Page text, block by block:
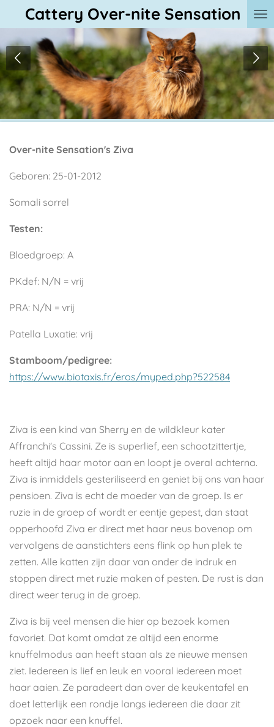
direct
naar
de
hoofdinhoud
Cattery Over-nite Sensation
Over-nite Sensation's Ziva
Geboren: 25-01-2012
Somali sorrel
Testen:
Bloedgroep: A
PKdef: N/N = vrij
PRA: N/N = vrij
Patella Luxatie: vrij
Stamboom/pedigree:
https://www.biotaxis.fr/eros/myped.php?522584
Ziva is een kind van Sherry en de wildkleur kater
Affranchi's Cassini. Ze is superlief, een schootzittertje,
heeft altijd haar motor aan en loopt je overal achterna.
Ziva is inmiddels gesteriliseerd en geniet bij ons van haar
pensioen. Ziva is echt de moeder van de groep. Is er
ruzie in de groep of wordt er eentje gepest, dan staat
opperhoofd Ziva er direct met haar neus bovenop om
vervolgens de aanstichters eens flink op hun plek te
zetten. Alle katten zijn daar van onder de indruk en
stoppen direct met ruzie maken of pesten. De rust is dan
direct weer terug in de groep.
Ziva is bij veel mensen die hier op bezoek komen
favoriet. Dat komt omdat ze altijd een enorme
knuffelmodus aan heeft staan als ze nieuwe mensen
ziet. Iedereen is lief en leuk en vooral iedereen moet
haar aaien. Ze paradeert dan over de keukentafel en
doet letterlijk een rondje langs iedereen die daar zit
opzoek naar een knuffel.